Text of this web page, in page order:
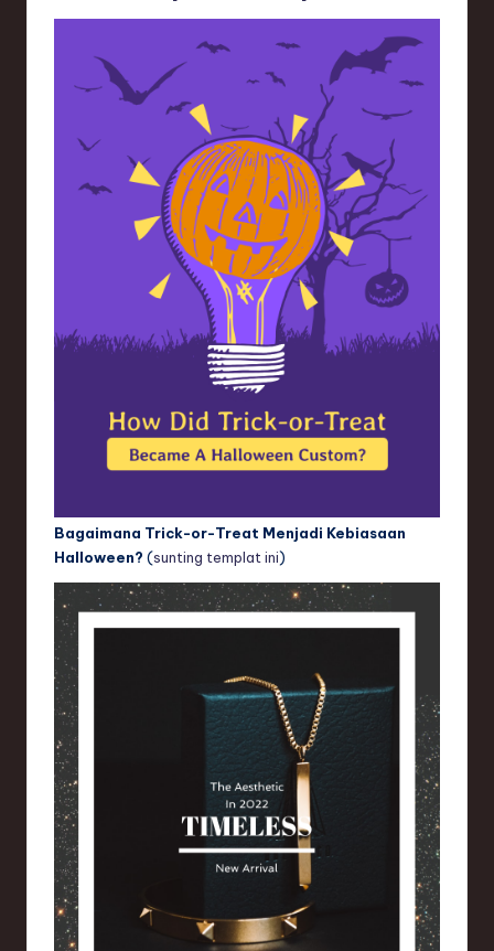
Bagaimana Trick-or-Treat Menjadi Kebiasaan
Halloween? (sunting templat ini)